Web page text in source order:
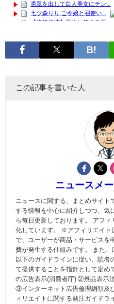
この記事を書いた人
ニュースメ
ニュースに関する、まとめサイト
する情報を中心に紹介しつつ、気
ら毎日更新しております。 アフ
化しています。 ※アフィリエイト
で、ユーザーが商品・サービスを
費が発生する仕組みです。 また、
以下のガイドラインに従い、読者
て提供することを指針として定
の広告表示(消費者庁) ②景品表示
③インターネット広告倫理綱領及
ィリエイトに関する発注ガイド